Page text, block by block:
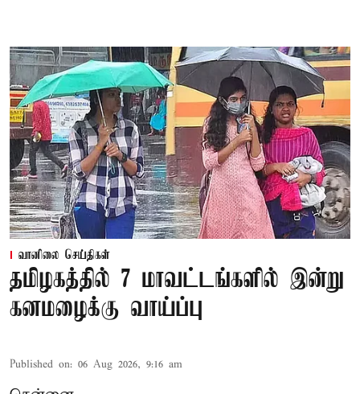
வானிலை செய்திகள்
தமிழகத்தில் 7 மாவட்டங்களில் இன்று
கனமழைக்கு வாய்ப்பு
Published on: 06 Aug 2026, 9:16 am